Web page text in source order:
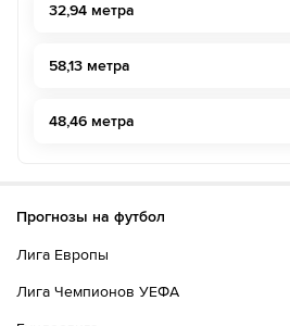
32,94 метра
58,13 метра
48,46 метра
Прогнозы на футбол
Лига Европы
Лига Чемпионов УЕФА